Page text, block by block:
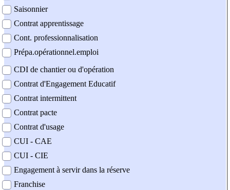
Saisonnier
Contrat apprentissage
Cont. professionnalisation
Prépa.opérationnel.emploi
CDI de chantier ou d'opération
Contrat d'Engagement Educatif
Contrat intermittent
Contrat pacte
Contrat d'usage
CUI - CAE
CUI - CIE
Engagement à servir dans la réserve
Franchise